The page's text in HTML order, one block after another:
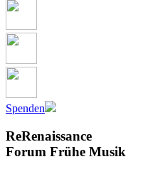
Spenden
ReRenaissance
Forum Frühe Musik